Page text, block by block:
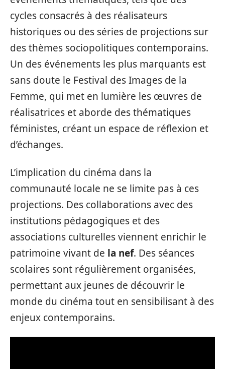
cycles consacrés à des réalisateurs
historiques ou des séries de projections sur
des thèmes sociopolitiques contemporains.
Un des événements les plus marquants est
sans doute le Festival des Images de la
Femme, qui met en lumière les œuvres de
réalisatrices et aborde des thématiques
féministes, créant un espace de réflexion et
d’échanges.
L’implication du cinéma dans la
communauté locale ne se limite pas à ces
projections. Des collaborations avec des
institutions pédagogiques et des
associations culturelles viennent enrichir le
patrimoine vivant de la nef. Des séances
scolaires sont régulièrement organisées,
permettant aux jeunes de découvrir le
monde du cinéma tout en sensibilisant à des
enjeux contemporains.